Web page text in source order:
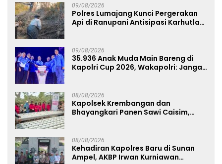
09/08/2026
Polres Lumajang Kunci Pergerakan
Api di Ranupani Antisipasi Karhutla
09/08/2026
35.936 Anak Muda Main Bareng di
Kapolri Cup 2026, Wakapolri: Jangan
08/08/2026
Kapolsek Krembangan dan
Bhayangkari Panen Sawi Caisim,
08/08/2026
Kehadiran Kapolres Baru di Sunan
Ampel, AKBP Irwan Kurniawan